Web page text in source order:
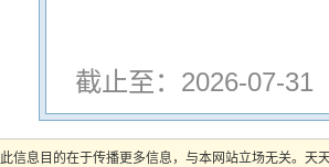
截止至：2026-07-31
信息目的在于传播更多信息，与本网站立场无关。